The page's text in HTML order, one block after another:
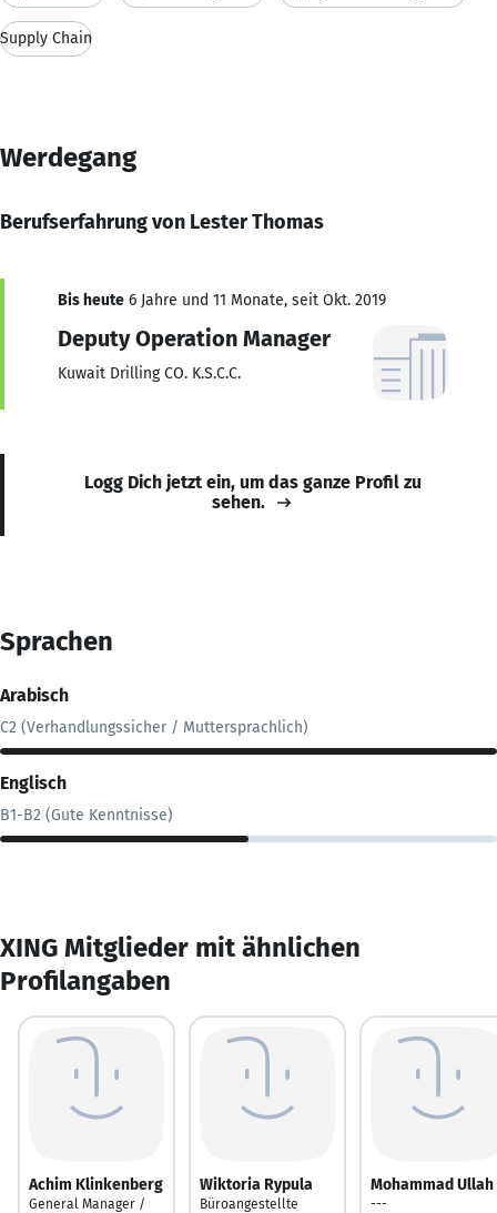
Supply Chain
Werdegang
Berufserfahrung von Lester Thomas
Bis heute 6 Jahre und 11 Monate, seit Okt. 2019
Deputy Operation Manager
Kuwait Drilling CO. K.S.C.C.
Logg Dich jetzt ein, um das ganze Profil zu
sehen.
Sprachen
Arabisch
C2 (Verhandlungssicher / Muttersprachlich)
Englisch
B1-B2 (Gute Kenntnisse)
XING Mitglieder mit ähnlichen
Profilangaben
Achim Klinkenberg
General Manager /
Wiktoria Rypula
Büroangestellte
Mohammad Ullah
---